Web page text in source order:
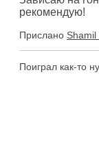
рекомендую!
Прислано Shamil
Поиграл как-то